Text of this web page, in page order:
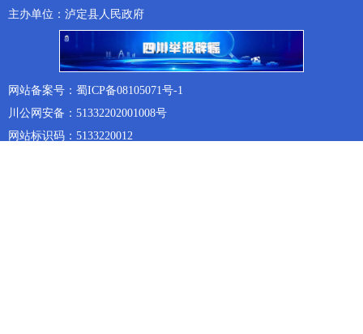
主办单位：泸定县人民政府
网站备案号：蜀ICP备08105071号-1
川公网安备：51332202001008号
网站标识码：5133220012